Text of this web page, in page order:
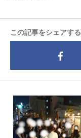
この記事をシェアする